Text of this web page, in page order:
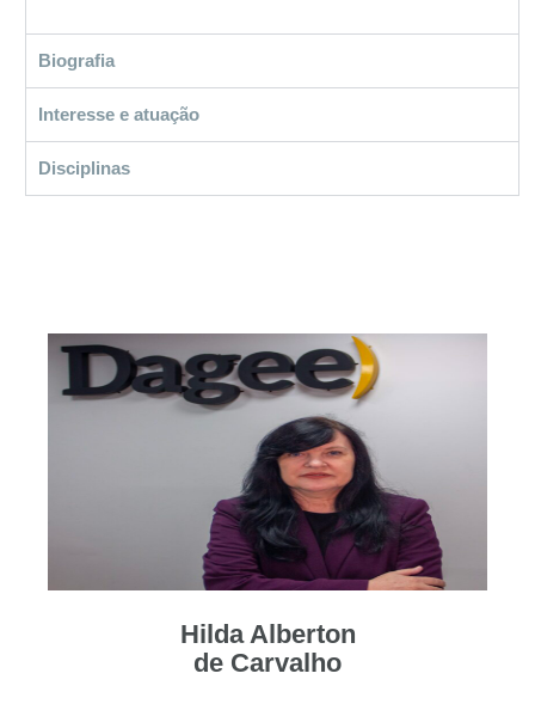
Biografia
Interesse e atuação
Disciplinas
Hilda Alberton
de Carvalho